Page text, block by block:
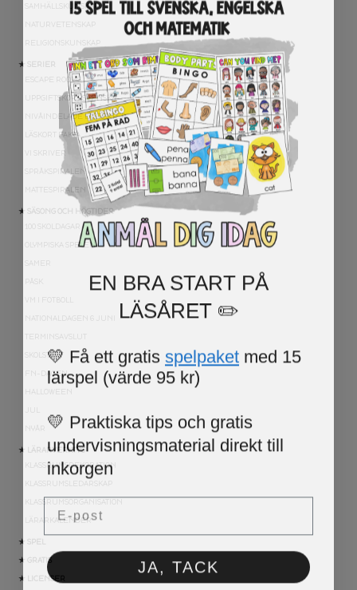
SAMHÄLLSKUNSKAP
NATURVETENSKAP
★ SERIER
ESCAPE ROOMS
UPPGIFTSKORT SVENSKA
NIVÅINDELADE LÄSTEXTER
LÄSKORT FAKTA
VI SKRIVER
SPRÅKSPIRALEN
MATTESPIRALEN
★ SÄSONG OCH HÖGTIDER
OLYMPISKA SPELEN
VM I FOTBOLL
NATIONALDAGEN 6 JUNI
TERMINSAVSLUT
SKOLSTART
FN-DAGEN
★ LÄRARVERKTYG
KLASSRUMSDEKORATION
KLASSRUMSORGANISATION
LÄRARKALENDER
★ SPEL
★ GRATIS
★ LICENSER
EN BRA START PÅ
LÄSÅRET ✏️
💛 Få ett gratis spelpaket med 15
lärspel (värde 95 kr)
💛 Praktiska tips och gratis
undervisningsmaterial direkt till
inkorgen
Email
JA, TACK